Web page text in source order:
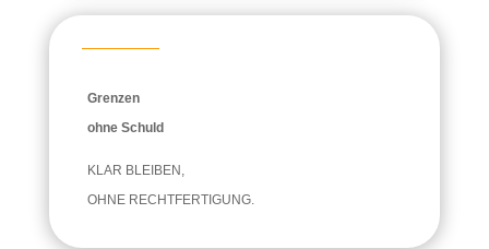
Grenzen
ohne Schuld
KLAR BLEIBEN,
OHNE RECHTFERTIGUNG.